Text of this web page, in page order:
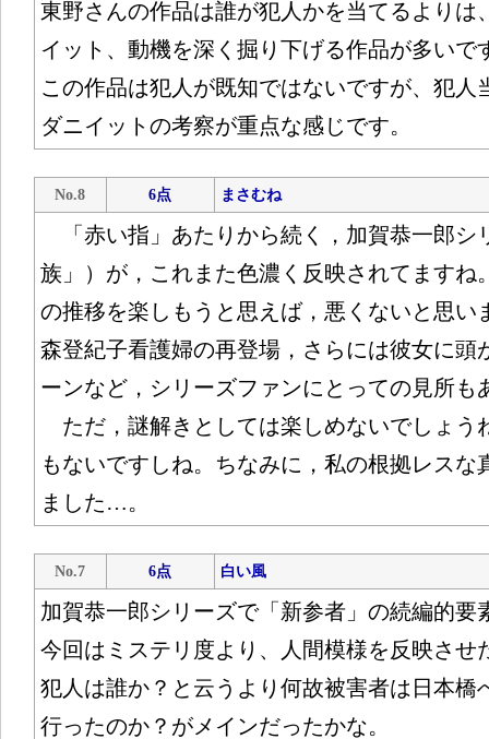
東野さんの作品は誰が犯人かを当てるよりは
イット、動機を深く掘り下げる作品が多いで
この作品は犯人が既知ではないですが、犯人
ダニイットの考察が重点な感じです。
No.8 6点 まさむね
「赤い指」あたりから続く，加賀恭一郎シ
族」）が，これまた色濃く反映されてますね
の推移を楽しもうと思えば，悪くないと思い
森登紀子看護婦の再登場，さらには彼女に頭
ーンなど，シリーズファンにとっての見所も
ただ，謎解きとしては楽しめないでしょう
もないですしね。ちなみに，私の根拠レスな
ました…。
No.7 6点 白い風
加賀恭一郎シリーズで「新参者」の続編的要
今回はミステリ度より、人間模様を反映させ
犯人は誰か？と云うより何故被害者は日本橋
行ったのか？がメインだったかな。